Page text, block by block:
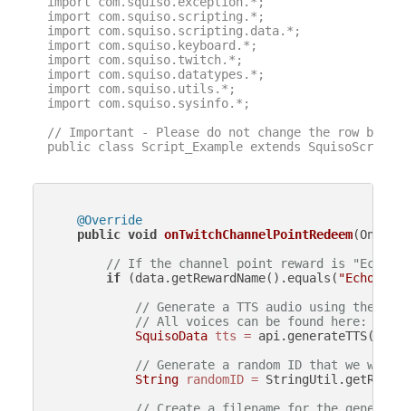
import com.squiso.scripting.*;
import com.squiso.scripting.data.*;
import com.squiso.keyboard.*;
import com.squiso.twitch.*;
import com.squiso.datatypes.*;
import com.squiso.utils.*;
import com.squiso.sysinfo.*;
// Important - Please do not change the row
public class Script_Example extends SquisoScript
@Override
public void onTwitchChannelPointRedeem
// If the channel point reward is "Echo
if (data.getRewardName().equals( "Echo
// Generate a TTS audio using the
// All voices can be found here:
SquisoData tts = api.generateTTS(
// Generate a random ID that we
String
randomID =
// Create a filename for the